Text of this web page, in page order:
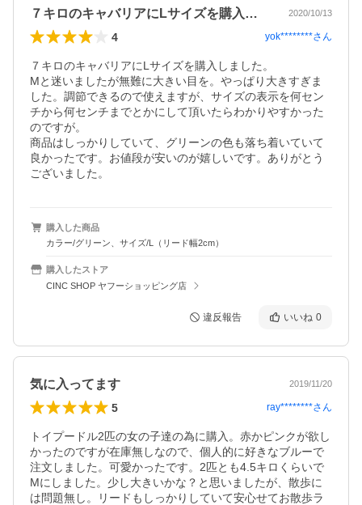
７キロのキャバリアにLサイズを購入しま… 2020/10/13
4 yok********さん
７キロのキャバリアにLサイズを購入しました。
Mと迷いましたが無難に大きい目を。やっぱり大きすぎま
した。調節できるので使えますが、サイズの表示を何セン
チから何センチまでとかにして頂いたらわかりやすかった
のですが。
商品はしっかりしていて、グリーンの色も落ち着いていて
良かったです。お値段が安いのが嬉しいです。ありがとう
ございました。
購入した商品
カラー/グリーン、サイズ/L（リード幅2cm）
購入したストア
CINC SHOP ヤフーショッピング店
違反報告 いいね 0
気に入ってます 2019/11/20
5 ray********さん
トイプードル2匹の女の子達の為に購入。赤かピンクが欲し
かったのですが在庫無しなので、個人的に好きなブルーで
注文しました。可愛かったです。2匹とも4.5キロくらいで
Mにしました。少し大きいかな？と思いましたが、散歩に
は問題無し。リードもしっかりしていて安心せてお散歩ラ